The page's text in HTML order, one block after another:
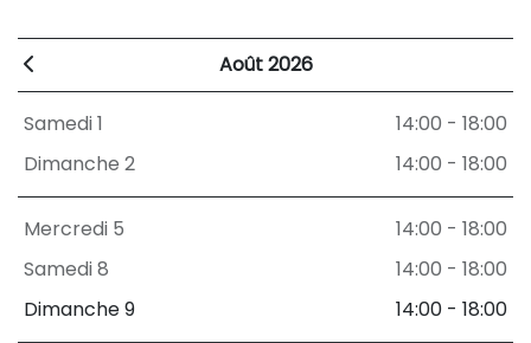
Août 2026
Samedi 1
14:00 - 18:00
Dimanche 2
14:00 - 18:00
Mercredi 5
14:00 - 18:00
Samedi 8
14:00 - 18:00
Dimanche 9
14:00 - 18:00